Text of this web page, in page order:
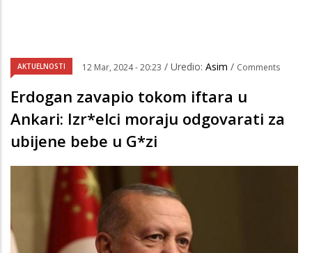
AKTUELNOSTI 12 Mar, 2024 - 20:23 / Uredio: Asim / Comments
Erdogan zavapio tokom iftara u
Ankari: Izr*elci moraju odgovarati za
ubijene bebe u G*zi